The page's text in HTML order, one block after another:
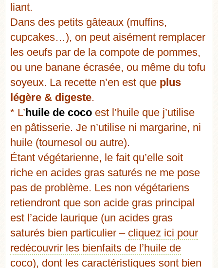
liant.
Dans des petits gâteaux (muffins,
cupcakes…), on peut aisément remplacer
les oeufs par de la compote de pommes,
ou une banane écrasée, ou même du tofu
soyeux. La recette n’en est que plus
légère & digeste.
* L’huile de coco est l’huile que j’utilise
en pâtisserie. Je n’utilise ni margarine, ni
huile (tournesol ou autre).
Étant végétarienne, le fait qu’elle soit
riche en acides gras saturés ne me pose
pas de problème. Les non végétariens
retiendront que son acide gras principal
est l’acide laurique (un acides gras
saturés bien particulier – cliquez ici pour
redécouvrir les bienfaits de l’huile de
coco), dont les caractéristiques sont bien